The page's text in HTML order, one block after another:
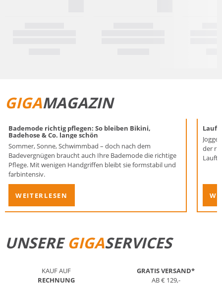
GIGAMAGAZIN
Bademode richtig pflegen: So bleiben Bikini,
Badehose & Co. lange schön
Sommer, Sonne, Schwimmbad – doch nach dem
Badevergnügen braucht auch Ihre Bademode die richtige
Pflege. Mit wenigen Handgriffen bleibt sie formstabil und
farbintensiv.
WEITERLESEN
der
UNSEREGIGASERVICES
KAUF AUF
RECHNUNG
GRATIS VERSAND*
AB € 129,-